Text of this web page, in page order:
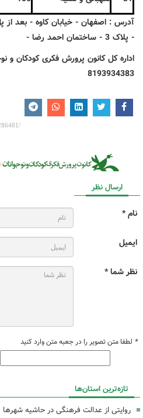
- پلاک 3 - ساختمان احمد رضا -
اداره کل کانون پرورش فکری کودکان و
8193934383
ارسال نظر
نام *
ایمیل
نظر شما *
* لطفا متن تصویر را در جعبه متن وارد کنید
تازه‌ترین استان‌ها
روایتی از عدالت فرهنگی در حاشیه شهرها